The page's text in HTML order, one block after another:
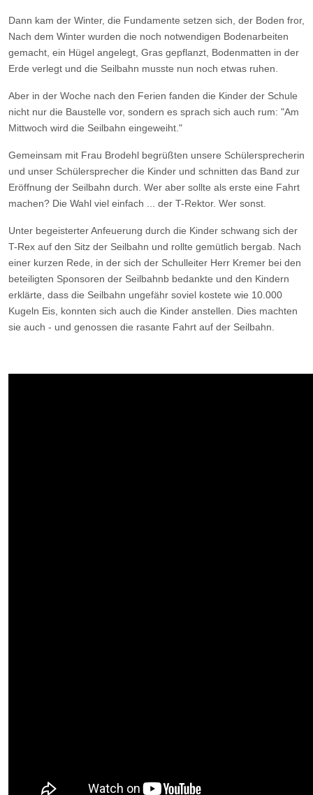
Dann kam der Winter, die Fundamente setzen sich, der Boden fror,
Nach dem Winter wurden die noch notwendigen Bodenarbeiten
gemacht, ein Hügel angelegt, Gras gepflanzt, Bodenmatten in der
Erde verlegt und die Seilbahn musste nun noch etwas ruhen.
Aber in der Woche nach den Ferien fanden die Kinder der Schule
nicht nur die Baustelle vor, sondern es sprach sich auch rum: "Am
Mittwoch wird die Seilbahn eingeweiht."
Gemeinsam mit Frau Brodehl begrüßten unsere Schülersprecherin
und unser Schülersprecher die Kinder und schnitten das Band zur
Eröffnung der Seilbahn durch. Wer aber sollte als erste eine Fahrt
machen? Die Wahl viel einfach ... der T-Rektor. Wer sonst.
Unter begeisterter Anfeuerung durch die Kinder schwang sich der
T-Rex auf den Sitz der Seilbahn und rollte gemütlich bergab. Nach
einer kurzen Rede, in der sich der Schulleiter Herr Kremer bei den
beteiligten Sponsoren der Seilbahnb bedankte und den Kindern
erklärte, dass die Seilbahn ungefähr soviel kostete wie 10.000
Kugeln Eis, konnten sich auch die Kinder anstellen. Dies machten
sie auch - und genossen die rasante Fahrt auf der Seilbahn.